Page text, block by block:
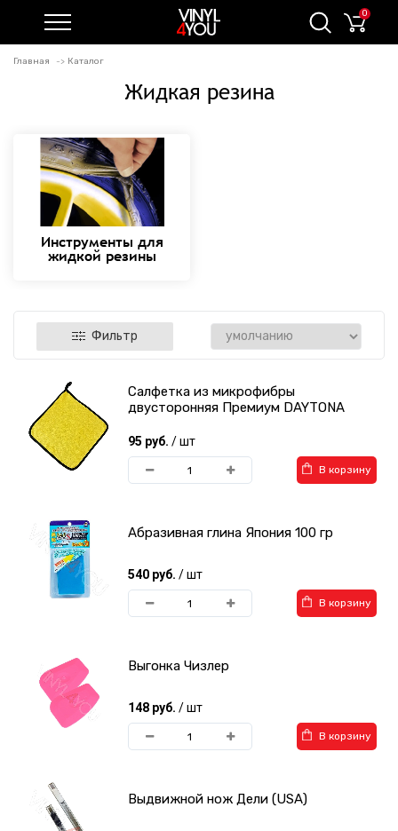
0
Главная Каталог
Жидкая резина
Инструменты для
жидкой резины
Фильтр
Салфетка из микрофибры
двусторонняя Премиум DAYTONA
95 руб. / шт
В корзину
Абразивная глина Япония 100 гр
540 руб. / шт
В корзину
Выгонка Чизлер
148 руб. / шт
В корзину
Выдвижной нож Дели (USA)